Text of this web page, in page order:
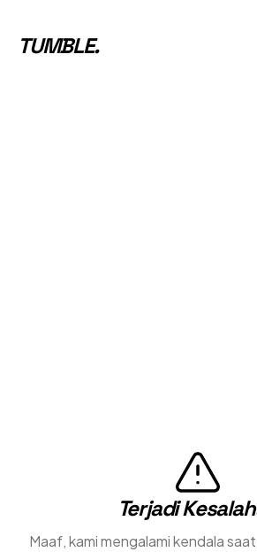
TUMBLE.
Terjadi
Maaf, kami mengalami kendala